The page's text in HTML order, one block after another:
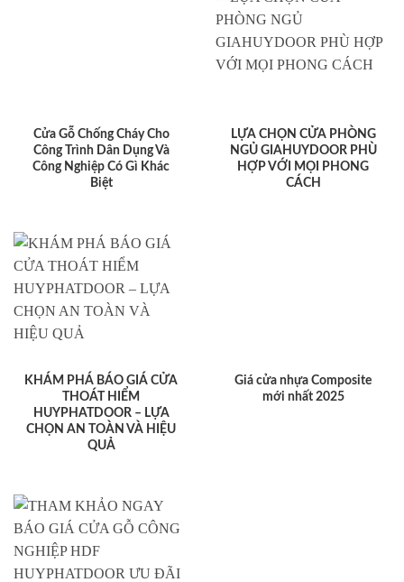
Cửa Gỗ Chống Cháy Cho
Công Trình Dân Dụng Và
Công Nghiệp Có Gì Khác
Biệt
LỰA CHỌN CỬA PHÒNG
NGỦ GIAHUYDOOR PHÙ
HỢP VỚI MỌI PHONG
CÁCH
KHÁM PHÁ BÁO GIÁ CỬA
THOÁT HIỂM
HUYPHATDOOR – LỰA
CHỌN AN TOÀN VÀ HIỆU
QUẢ
Giá cửa nhựa Composite
mới nhất 2025